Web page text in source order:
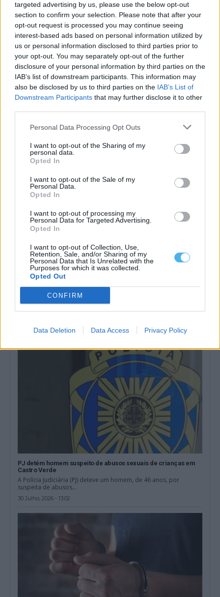
targeted advertising by us, please use the below opt-out
section to confirm your selection. Please note that after your
opt-out request is processed you may continue seeing
interest-based ads based on personal information utilized by
us or personal information disclosed to third parties prior to
your opt-out. You may separately opt-out of the further
disclosure of your personal information by third parties on the
IAB’s list of downstream participants. This information may
also be disclosed by us to third parties on the IAB’s List of
Downstream Participants that may further disclose it to other
Personal Data Processing Opt Outs
I want to opt-out of the Sharing of my
personal data.
Opted In
I want to opt-out of the Sale of my
Personal Data.
Opted In
I want to opt-out of processing my
Personal Data for Targeted Advertising.
Opted In
I want to opt-out of Collection, Use,
Retention, Sale, and/or Sharing of my
Personal Data that Is Unrelated with the
Purposes for which it was collected.
Opted Out
CONFIRM
Data Deletion Data Access Privacy Policy
centena de operacionais
agosto, no Monte do...
O homem detido pela Polícia Judiciária (PJ) por suspeitas de
PJ detém homem suspeito de abusos sexuais de crianças em
Castro Verde
A Polícia Judiciária (PJ) deteve um homem, de 46 anos, por
suspeita de abusos...
30 Julho, 2026 - 13:02